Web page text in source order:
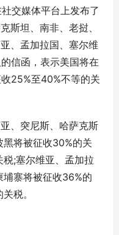
交媒体平台上发布了
斯坦、南非、老挝、
、孟加拉国、塞尔维
信函，表示美国将在
25%至40%不等的关
、突尼斯、哈萨克斯
将被征收30%的关
;塞尔维亚、孟加拉
寨将被征收36%的
税。